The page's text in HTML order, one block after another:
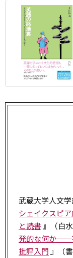
武蔵大学人文
シェイクスピ
と読書 』（白
発的な何か──
批評入門 』（